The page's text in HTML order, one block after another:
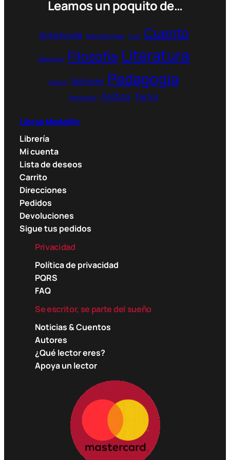
elegir
la
página
de
producto
Leamos un poquito de…
Autoayuda Bibliotecología Cine Cuento
Depresión Filosofía Literatura
Música Noticias Pedagogía
Personajes Política Terror
Libros Medellín
Librería
Mi cuenta
Lista de deseos
Carrito
Direcciones
Pedidos
Devoluciones
Sigue tus pedidos
Privacidad
Política de privacidad
PQRS
FAQ
Se escritor, se parte del sueño
Noticias & Cuentos
Autores
¿Qué lector eres?
Apoya un lector